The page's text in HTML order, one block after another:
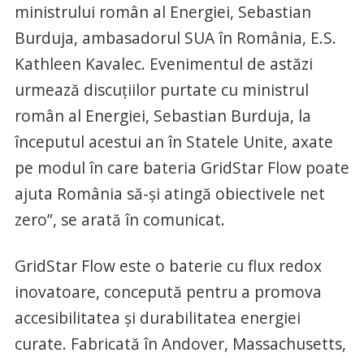
ministrului român al Energiei, Sebastian
Burduja, ambasadorul SUA în România, E.S.
Kathleen Kavalec. Evenimentul de astăzi
urmează discuţiilor purtate cu ministrul
român al Energiei, Sebastian Burduja, la
începutul acestui an în Statele Unite, axate
pe modul în care bateria GridStar Flow poate
ajuta România să-şi atingă obiectivele net
zero”, se arată în comunicat.
GridStar Flow este o baterie cu flux redox
inovatoare, concepută pentru a promova
accesibilitatea şi durabilitatea energiei
curate. Fabricată în Andover, Massachusetts,